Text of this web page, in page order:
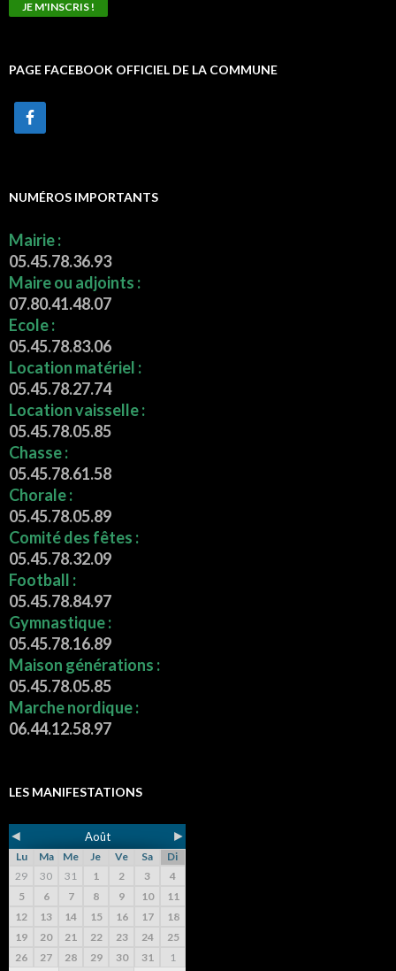
PAGE FACEBOOK OFFICIEL DE LA COMMUNE
NUMÉROS IMPORTANTS
Mairie :
05.45.78.36.93
Maire ou adjoints :
07.80.41.48.07
Ecole :
05.45.78.83.06
Location matériel :
05.45.78.27.74
Location vaisselle :
05.45.78.05.85
Chasse :
05.45.78.61.58
Chorale :
05.45.78.05.89
Comité des fêtes :
05.45.78.32.09
Football :
05.45.78.84.97
Gymnastique :
05.45.78.16.89
Maison générations :
05.45.78.05.85
Marche nordique :
06.44.12.58.97
LES MANIFESTATIONS
◄ Août ►
Lu Ma Me Je Ve Sa
Di
29
30 31 1 2 3
4
5
6 7 8 9 10
11
12
13 14 15 16 17
18
19
20 21 22 23 24
25
26
27 28 29 30 31 1